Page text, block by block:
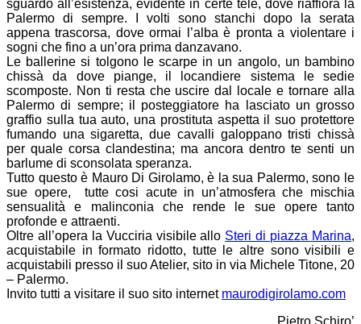
sguardo all’esistenza, evidente in certe tele, dove riaffiora la
Palermo di sempre. I volti sono stanchi dopo la serata
appena trascorsa, dove ormai l’alba è pronta a violentare i
sogni che fino a un’ora prima danzavano.
Le ballerine si tolgono le scarpe in un angolo, un bambino
chissà da dove piange, il locandiere sistema le sedie
scomposte. Non ti resta che uscire dal locale e tornare alla
Palermo di sempre; il posteggiatore ha lasciato un grosso
graffio sulla tua auto, una prostituta aspetta il suo protettore
fumando una sigaretta, due cavalli galoppano tristi chissà
per quale corsa clandestina; ma ancora dentro te senti un
barlume di sconsolata speranza.
Tutto questo è Mauro Di Girolamo, è la sua Palermo, sono le
sue opere, tutte cosi acute in un’atmosfera che mischia
sensualità e malinconia che rende le sue opere tanto
profonde e attraenti.
Oltre all’opera la Vucciria visibile allo Steri di piazza Marina,
acquistabile in formato ridotto, tutte le altre sono visibili e
acquistabili presso il suo Atelier, sito in via Michele Titone, 20
– Palermo.
Invito tutti a visitare il suo sito internet maurodigirolamo.com
Pietro Schiro’